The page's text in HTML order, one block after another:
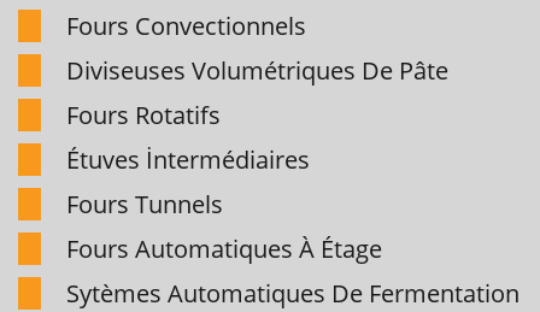
Fours Convectionnels
Diviseuses Volumétriques De Pâte
Fours Rotatifs
Étuves İntermédiaires
Fours Tunnels
Fours Automatiques À Étage
Sytèmes Automatiques De Fermentation